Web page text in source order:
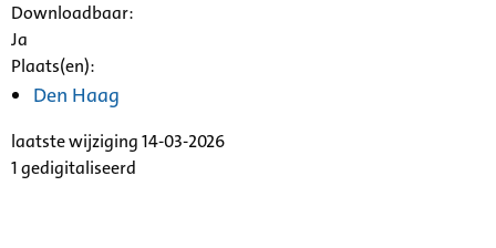
Downloadbaar:
Ja
Plaats(en):
Den Haag
laatste wijziging 14-03-2026
1 gedigitaliseerd